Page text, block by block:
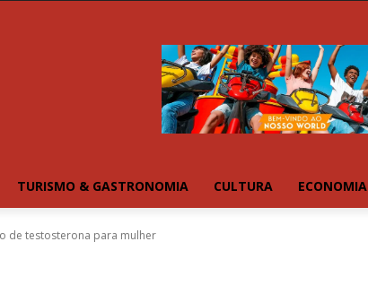
TURISMO & GASTRONOMIA CULTURA ECONOMIA
de testosterona para mulher